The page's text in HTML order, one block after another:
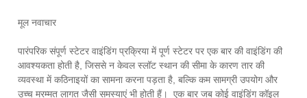
मूल नवाचार
पारंपरिक संपूर्ण स्टेटर वाइंडिंग प्रक्रिया में पूर्ण स्टेटर पर एक बार की वाइंडिंग की
आवश्यकता होती है, जिससे न केवल स्लॉट स्थान की सीमा के कारण तार की
व्यवस्था में कठिनाइयों का सामना करना पड़ता है, बल्कि कम सामग्री उपयोग और
उच्च मरम्मत लागत जैसी समस्याएं भी होती हैं। एक बार जब कोई वाइंडिंग कॉइल